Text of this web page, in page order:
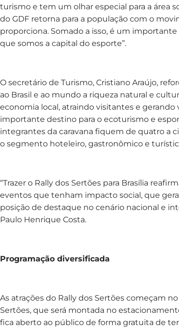
turismo e tem um olhar especial para a área
do GDF retorna para a população com o
proporciona. Somado a isso, é um
que somos a capital do esporte”.
O secretário de Turismo, Cristiano Araújo,
ao Brasil e ao mundo a riqueza natural e
economia local, atraindo visitantes e
importante destino para o ecoturismo e
integrantes da caravana fiquem de quatro a
o segmento hoteleiro, gastronômico e
“Trazer o Rally dos Sertões para Brasília
eventos que tenham impacto social, que
posição de destaque no cenário nacional e
Paulo Henrique Costa.
Programação diversificada
As atrações do Rally dos Sertões começam
Sertões, que será montada no
fica aberto ao público de forma gratuita de